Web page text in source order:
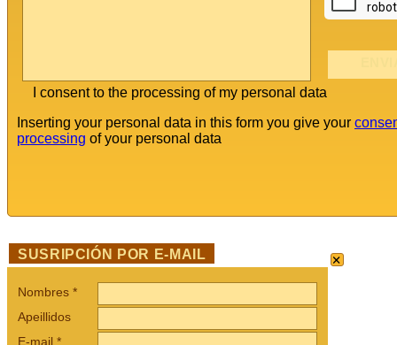
I consent to the processing of my personal data
Inserting your personal data in this form you give your
processing of your personal data
SUSRIPCIÓN POR E-MAIL ×
Nombres *
Apeillidos
E-mail *